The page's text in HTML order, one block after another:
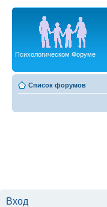
Психологическом Форуме
Список форумов
Вход